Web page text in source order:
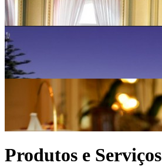
Produtos e Serviços